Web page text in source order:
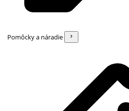
Pomôcky a náradie